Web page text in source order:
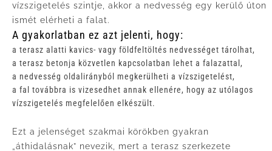
vízszigetelés szintje, akkor a nedvesség egy kerülő úton
ismét elérheti a falat.
A gyakorlatban ez azt jelenti, hogy:
a terasz alatti kavics- vagy földfeltöltés nedvességet tárolhat,
a terasz betonja közvetlen kapcsolatban lehet a falazattal,
a nedvesség oldalirányból megkerülheti a vízszigetelést,
a fal továbbra is vizesedhet annak ellenére, hogy az utólagos
vízszigetelés megfelelően elkészült.
Ezt a jelenséget szakmai körökben gyakran
„áthidalásnak” nevezik, mert a terasz szerkezete